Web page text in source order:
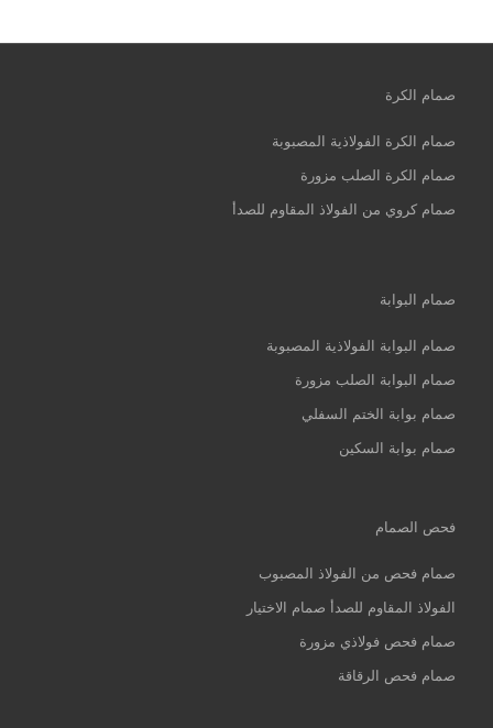
صمام الكرة
صمام الكرة الفولاذية المصبوبة
صمام الكرة الصلب مزورة
صمام كروي من الفولاذ المقاوم للصدأ
صمام البوابة
صمام البوابة الفولاذية المصبوبة
صمام البوابة الصلب مزورة
صمام بوابة الختم السفلي
صمام بوابة السكين
فحص الصمام
صمام فحص من الفولاذ المصبوب
الفولاذ المقاوم للصدأ صمام الاختيار
صمام فحص فولاذي مزورة
صمام فحص الرقاقة